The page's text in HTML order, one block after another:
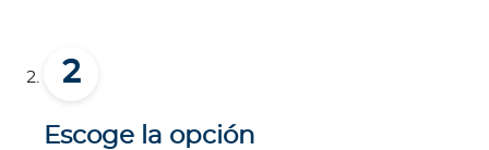
Escoge la opción